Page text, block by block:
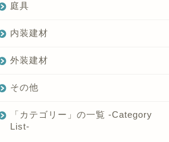
庭具
内装建材
外装建材
その他
「カテゴリー」の一覧 -Category
List-